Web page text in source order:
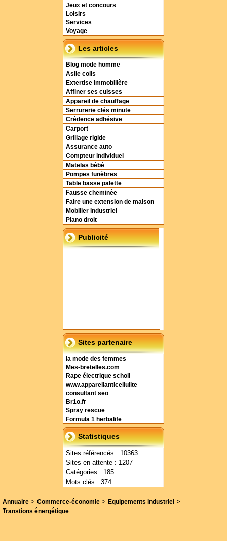
Jeux et concours
Loisirs
Services
Voyage
Les articles
Blog mode homme
Asile colis
Extertise immobilière
Affiner ses cuisses
Appareil de chauffage
Serrurerie clés minute
Crédence adhésive
Carport
Grillage rigide
Assurance auto
Compteur individuel
Matelas bébé
Pompes funèbres
Table basse palette
Fausse cheminée
Faire une extension de maison
Mobilier industriel
Piano droit
Publicité
Sites partenaire
la mode des femmes
Mes-bretelles.com
Rape électrique scholl
www.appareilanticellulite
consultant seo
Br1o.fr
Spray rescue
Formula 1 herbalife
Statistiques
Sites référencés : 10363
Sites en attente : 1207
Catégories : 185
Mots clés : 374
Annuaire > Commerce-économie > Equipements industriel >
Transtions énergétique